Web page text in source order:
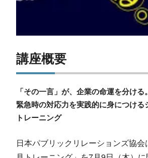
講座概要
「その一言」が、企業の命運を分ける。
緊急時の対応力を実践的に身につける
トレーニング
日本パブリックリレーションズ協